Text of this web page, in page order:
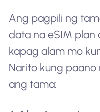
Ang pagpili ng
data na eSIM plan
kapag alam mo
Narito kung
ang tama: